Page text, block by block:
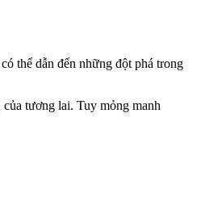
thể dẫn đến những đột phá trong
tương lai. Tuy mỏng manh